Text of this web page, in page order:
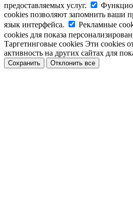
предоставляемых услуг.
cookies позволяют запомнить ваши
язык интерфейса.
Рекламные
cookies для показа
Таргетинговые cookies Эти cookies
активность на других сайтах для
Сохранить Отклонить все